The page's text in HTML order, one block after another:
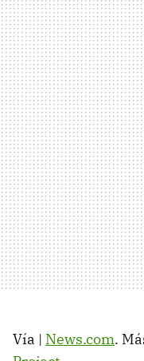
Vía | News.com.